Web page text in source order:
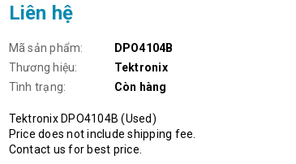
Liên hệ
Mã sản phẩm:
DPO4104B
Thương hiệu:
Tektronix
Tình trạng:
Còn hàng
Tektronix DPO4104B (Used)
Price does not include shipping fee.
Contact us for best price.